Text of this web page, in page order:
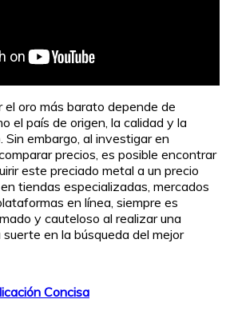
el oro más barato depende de
el país de origen, la calidad y la
Sin embargo, al investigar en
precios, es posible encontrar
este preciado metal a un precio
tiendas especializadas, mercados
en línea, siempre es
y cauteloso al realizar una
suerte en la búsqueda del mejor
Concisa